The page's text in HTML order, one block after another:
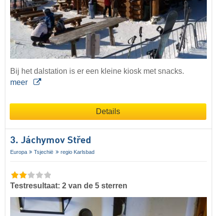
Bij het dalstation is er een kleine kiosk met snacks.
meer
Details
3. Jáchymov Střed
Europa Tsjechië regio Karlsbad
Testresultaat: 2 van de 5 sterren